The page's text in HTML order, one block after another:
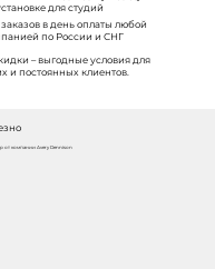
от компании Avery Dennison
для студий
в день оплаты любой
по России и СНГ
– выгодные условия для
и постоянных клиентов.